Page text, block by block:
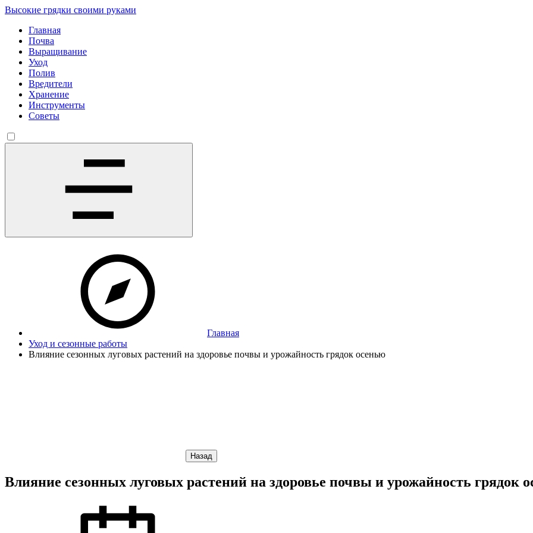
Высокие грядки своими руками
Главная
Почва
Выращивание
Уход
Полив
Вредители
Хранение
Инструменты
Советы
Главная
Уход и сезонные работы
Влияние сезонных луговых растений на здоровье почвы и урожайность грядок осенью
Назад
Влияние сезонных луговых растений на здоровье почвы и урожайность грядок